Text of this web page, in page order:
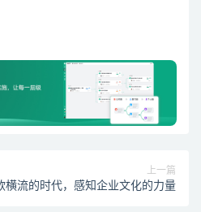
上一篇
横流的时代，感知企业文化的力量